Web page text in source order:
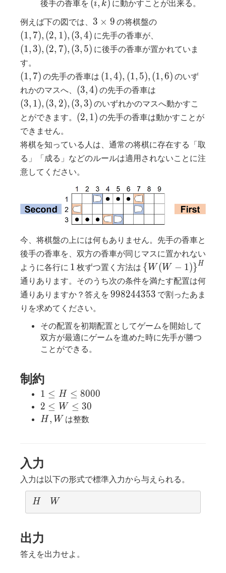
後手の香車を (i,k)
(i, k) に動かすことが出来る。
例えば下の図では、 3\times
9
3 × 9 の将棋盤の(1,7),
(3,4)
(1, 7), (2, 1), (3,4) に先手の香車が、
(2,7),
(3,5)
(1, 3), (2, 7), (3, 5) に後手の香車が置かれていま
す。
(1,7)
(1, 7) の先手の香車は (1,4),
(1,5),
(1,6)
(1, 4), (1, 5), (1,6) のいず
れかのマスへ、 (3,4)
(3,4) の先手の香車は
(3,2),
(3,3)
(3, 1), (3, 2), (3, 3) のいずれかのマスへ動かすこ
とができます。 (2,1)
(2, 1) の先手の香車は動かすことが
できません。
将棋を知っている人は、通常の将棋に存在する「取
る」「成る」などのルールは適用されないことに注
意してください。
今、将棋盤の上には何もありません。先手の香車と
後手の香車を、双方の香車が同じマスに置かれない
ように各行に 1
1 枚ずつ置く方法は \left\lbrace
W(W-
1)\right\rbrace^H
{ W (W − 1)}H
通りあります。そのうち次の条件を満たす配置は何
通りありますか？答えを 998244353
998244353 で割ったあま
りを求めてください。
その配置を初期配置としてゲームを開始して
双方が最適にゲームを進めた時に先手が勝つ
ことができる。
制約
1
\leq
H
1 ≤ H ≤ 8000
2
\leq
2 ≤ W ≤ 30
H,
H , W は整数
入力
入力は以下の形式で標準入力から与えられる。
H
H W
W
出力
答えを出力せよ。